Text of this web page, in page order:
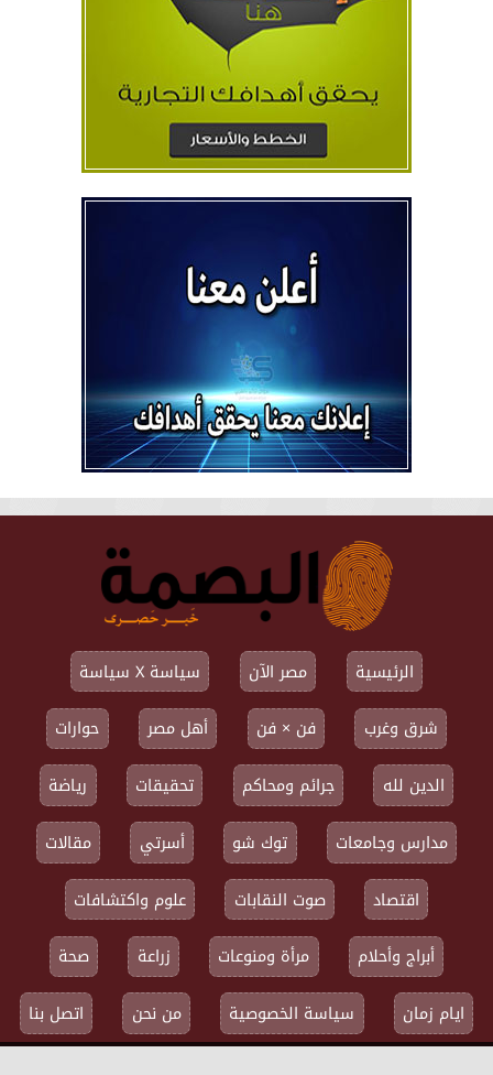
الرئيسية مصر الآن
سياسة X سياسة
شرق وغرب
فن × فن أهل مصر
حوارات
الدين لله
جرائم ومحاكم تحقيقات
رياضة
مدارس وجامعات
توك شو أسرتي
مقالات
اقتصاد
صوت النقابات
علوم واكتشافات
أبراج وأحلام
مرأة ومنوعات زراعة
صحة
ايام زمان
سياسة الخصوصية من نحن اتصل بنا